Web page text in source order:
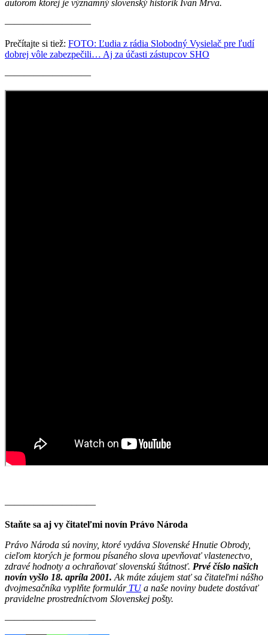
autorom ktorej je významný slovenský historik Ivan Mrva.
—————————
Prečítajte si tiež: FOTO: Ľudia z rádia Slobodný Vysielač pre ľudí
dobrej vôle zabezpečili… Aj za účasti zástupcov SHO
—————————
———————–——
Staňte sa aj vy čitateľmi novín Právo Národa
Právo Národa sú noviny, ktoré vydáva Slovenské Hnutie Obrody,
cieľom ktorých je formou písaného slova upevňovať vlastenectvo,
zdravé hodnoty a ochraňovať slovenskú štátnosť. Prvé číslo našich
novín vyšlo 18. apríla 2001. Ak máte záujem stať sa čitateľmi nášho
dvojmesačníka vyplňte formulárTUa naše noviny budete dostávať
pravidelne prostredníctvom Slovenskej pošty.
————————–—